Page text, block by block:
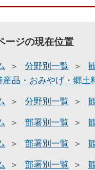
ージの現在位置
分野別一覧
産品・おみやげ・郷土
分野別一覧
部署別一覧
部署別一覧
部署別一覧